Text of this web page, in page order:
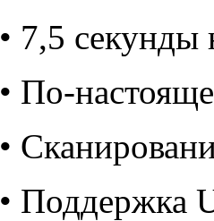
• 7,5 секунды
• По-
•
• Поддержка